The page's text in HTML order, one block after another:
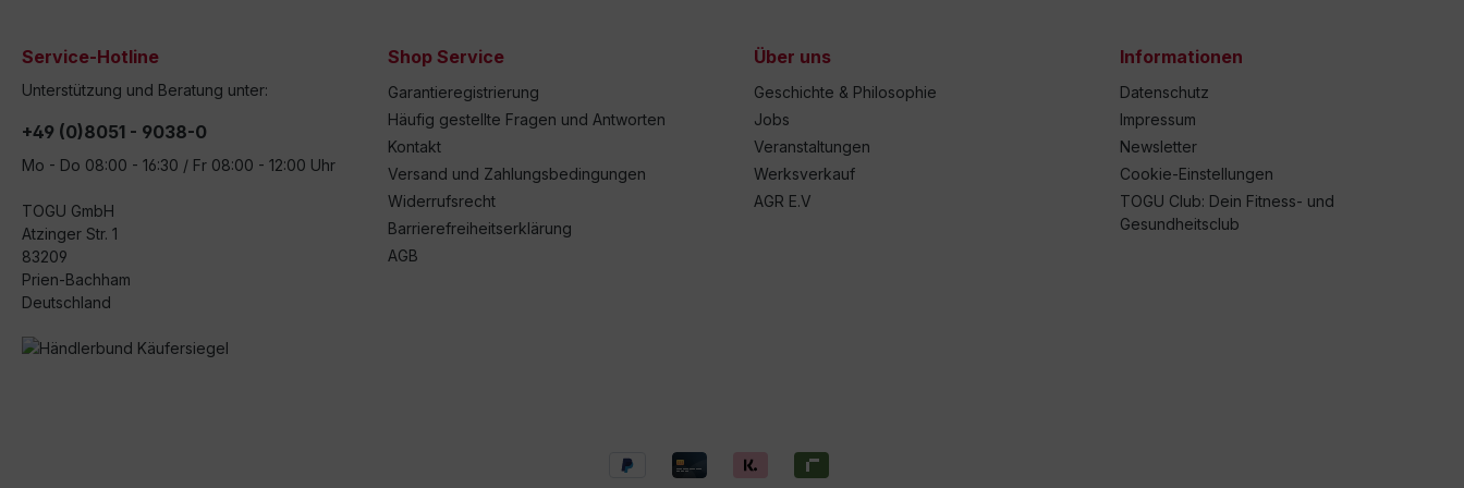
Service-Hotline
Unterstützung und Beratung unter:
+49 (0)8051 - 9038-0
Mo - Do 08:00 - 16:30 / Fr 08:00 - 12:00 Uhr
TOGU GmbH
Atzinger Str. 1
83209
Prien-Bachham
Deutschland
Shop Service
Garantieregistrierung
Häufig gestellte Fragen und Antworten
Kontakt
Versand und Zahlungsbedingungen
Widerrufsrecht
Barrierefreiheitserklärung
AGB
Über uns
Geschichte & Philosophie
Jobs
Veranstaltungen
Werksverkauf
AGR E.V
Informationen
Datenschutz
Impressum
Newsletter
Cookie-Einstellungen
TOGU Club: Dein Fitness- und
Gesundheitsclub